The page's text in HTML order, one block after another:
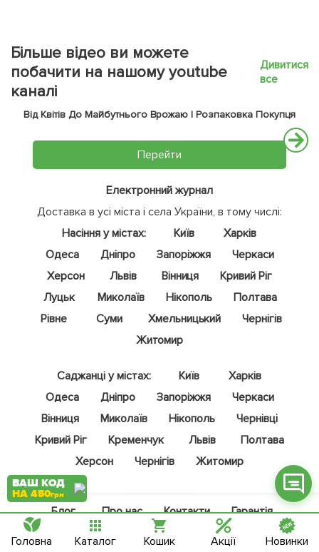
Більше відео ви можете
побачити на нашому youtube
каналі
Дивитися
все
Від Квітів До Майбутнього Врожаю | Розпаковка Покупця
Перейти
Електронний журнал
Доставка в усі міста і села України, в тому числі:
Насіння у містах:
Київ
Харків
Одеса
Дніпро Запоріжжя
Черкаси
Херсон
Львів Вінниця
Кривий Ріг
Луцьк
Миколаїв Нікополь
Полтава
Рівне
Суми Хмельницький
Чернігів
Житомир
Саджанці у містах: Київ
Харків
Одеса
Дніпро Запоріжжя
Черкаси
Вінниця
Миколаїв Нікополь
Чернівці
Кривий Ріг
Кременчук Львів
Полтава
Херсон
Чернігів Житомир
Блог Про нас Контакти
Гарантія
Оплата і доставка
Відгуки
Клуб "LUX"
Фейсбук
Вайбер
Інстаграм
Онлайн чат
ВАШ КОД
НА 450грн
Головна Каталог Кошик Акції Новинки